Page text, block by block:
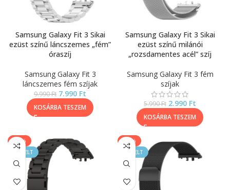
Samsung Galaxy Fit 3 Sikai
ezüst színű láncszemes „fém”
óraszíj
Samsung Galaxy Fit 3
láncszemes fém szíjak
9.990Ft 7.990 Ft
KOSÁRBA TESZEM
Samsung Galaxy Fit 3 Sikai
ezüst színű milánói
„rozsdamentes acél” szíj
Samsung Galaxy Fit 3 fém
szíjak
5.990Ft 2.990 Ft
KOSÁRBA TESZEM
-20%
KIEMELT
-50%
KIEMELT